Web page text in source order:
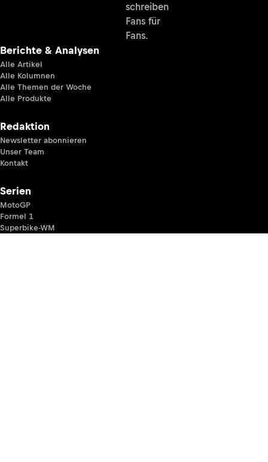
schreiben
Fans für
Fans.
Berichte & Analysen
Alle Artikel
Alle Kolumnen
Alle Themen der Woche
Alle Produkte
Redaktion
Newsletter abonnieren
Unser Team
Kontakt
Serien
MotoGP
Formel 1
Superbike-WM